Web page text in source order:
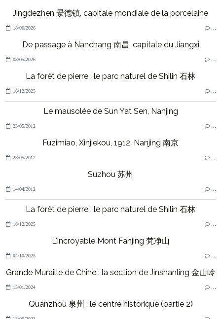
Jingdezhen 景德镇, capitale mondiale de la porcelaine
18/06/2026 …
De passage à Nanchang 南昌, capitale du Jiangxi
03/05/2026 …
La forêt de pierre : le parc naturel de Shilin 石林
16/12/2025 …
Le mausolée de Sun Yat Sen, Nanjing
23/05/2012 …
Fuzimiao, Xinjiekou, 1912, Nanjing 南京
23/05/2012 …
Suzhou 苏州
14/04/2012 …
La forêt de pierre : le parc naturel de Shilin 石林
16/12/2025 …
L'incroyable Mont Fanjing 梵净山
04/10/2025 …
Grande Muraille de Chine : la section de Jinshanling 金山岭
15/01/2024 …
Quanzhou 泉州 : le centre historique (partie 2)